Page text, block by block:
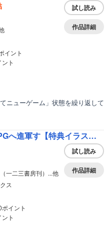
イント
ト
試し読み
作品詳細
ニューゲーム」状態を繰り返して
ワルハラ 電脳自衛隊 MMORPGへ進軍す【特典イラスト付き】
一二三書房刊）...他
ス
イント
ト
試し読み
作品詳細